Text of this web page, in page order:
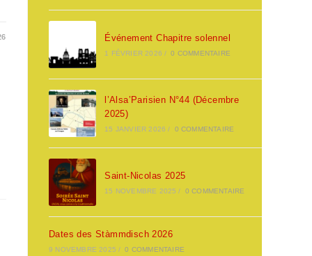
Événement Chapitre solennel
1 FÉVRIER 2026 / 0 COMMENTAIRE
l’Alsa’Parisien N°44 (Décembre
2025)
15 JANVIER 2026 / 0 COMMENTAIRE
Saint-Nicolas 2025
15 NOVEMBRE 2025 / 0 COMMENTAIRE
Dates des Stàmmdisch 2026
9 NOVEMBRE 2025 / 0 COMMENTAIRE